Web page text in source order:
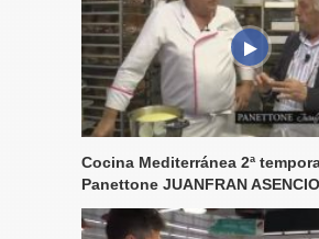
Cocina Mediterránea 2ª
Panettone JUANFRAN